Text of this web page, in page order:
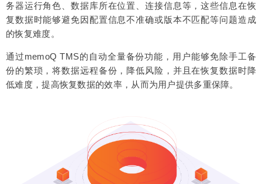
务器运行角色、数据库所在位置、连接信息等，这些信息在恢
复数据时能够避免因配置信息不准确或版本不匹配等问题造成
的恢复难度。
通过memoQ TMS的自动全量备份功能，用户能够免除手工备
份的繁琐，将数据远程备份，降低风险，并且在恢复数据时降
低难度，提高恢复数据的效率，从而为用户提供多重保障。